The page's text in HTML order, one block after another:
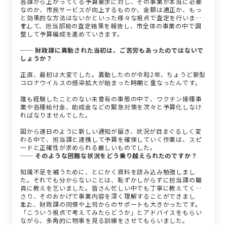
なのか、市民サービスが向上するものか、金額は適正か、もっ
と効果的な方法はないかといった様々な視点で査定を行いま
す。
そして、担当部局の査定結果を報告し、市全体の事業の中で調
整して予算編成を進めていきます。
── 財政課に異動された当初は、ご苦労もあったのではないで
しょうか？
正直、最初は大変でした。異動したのが令和2年、ちょうど新型
コロナウイルスの感染拡大が始まった時期と重なったんです。
誰も経験したことのない未曾有の事態の中で、ワクチン接種事
業や各種給付金、助成金などの緊急対策を次々と予算化しなけ
ればなりませんでした。
国から連日のように新しい通知が届き、状況が目まぐるしく変
わる中で、担当課と連携して予算を確保していく作業は、スピ
ードと正確性が求められる厳しいものでした。
── そのような困難な状況をどう乗り越えられたのですか？
知識不足を補うために、とにかく資料を読み込み勉強しまし
た。それでも分からないことは、恥ずかしがらずに担当課の職
員に教えを乞いました。皆さん忙しい中でも丁寧に教えてくだ
さり、そのおかげで事業内容を深く理解することができまし
た。
また、財政課の同僚や上司からのサポートも大きかったです。
「こういう視点で考えてみたらどうか」とアドバイスをもらい
ながら、多角的に物事を見る訓練をさせてもらいました。